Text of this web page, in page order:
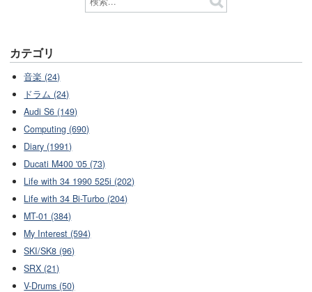
カテゴリ
音楽 (24)
ドラム (24)
Audi S6 (149)
Computing (690)
Diary (1991)
Ducati M400 '05 (73)
Life with 34 1990 525i (202)
Life with 34 Bi-Turbo (204)
MT-01 (384)
My Interest (594)
SKI/SK8 (96)
SRX (21)
V-Drums (50)